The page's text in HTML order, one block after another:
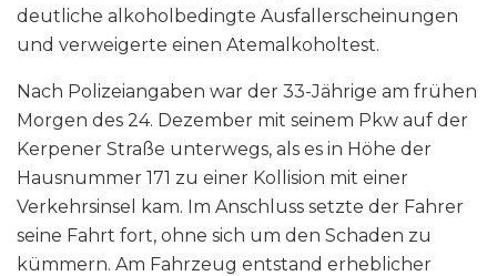
deutliche alkoholbedingte Ausfallerscheinungen
und verweigerte einen Atemalkoholtest.
Nach Polizeiangaben war der 33-Jährige am frühen
Morgen des 24. Dezember mit seinem Pkw auf der
Kerpener Straße unterwegs, als es in Höhe der
Hausnummer 171 zu einer Kollision mit einer
Verkehrsinsel kam. Im Anschluss setzte der Fahrer
seine Fahrt fort, ohne sich um den Schaden zu
kümmern. Am Fahrzeug entstand erheblicher